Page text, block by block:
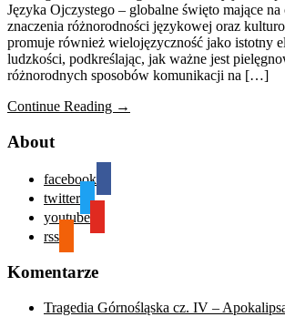
Języka Ojczystego – globalne święto mające
znaczenia różnorodności językowej oraz
promuje również wielojęzyczność jako istotny
ludzkości, podkreślając, jak ważne jest
różnorodnych sposobów komunikacji na […]
Continue Reading →
About
facebook
twitter
youtube
rss
Komentarze
Tragedia Górnośląska cz. IV –